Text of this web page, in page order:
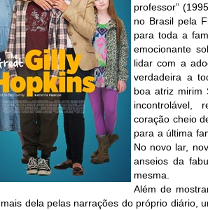
professor”
no Brasil pela
para toda a
emocionante
lidar com a
verdadeira a
boa atriz mirim
incontrolável,
coração cheio
para a última
No novo lar,
anseios da
mesma.
Além de
dela pelas narrações do próprio diário,